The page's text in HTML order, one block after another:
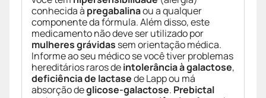
conhecida à pregabalinaou a qualquer
componente da fórmula. Além disso, este
medicamento não deve ser utilizado por
mulheres grávidas sem orientação médica.
Informe ao seu médico se você tiver problemas
hereditários raros deintolerância à galactose,
deficiência de lactasede Lapp ou má
absorção deglicose-galactose. Prebictal